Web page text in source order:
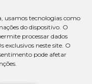
usamos tecnologias como
do dispositivo. O
processar dados
neste site. O
pode afetar
os direitos